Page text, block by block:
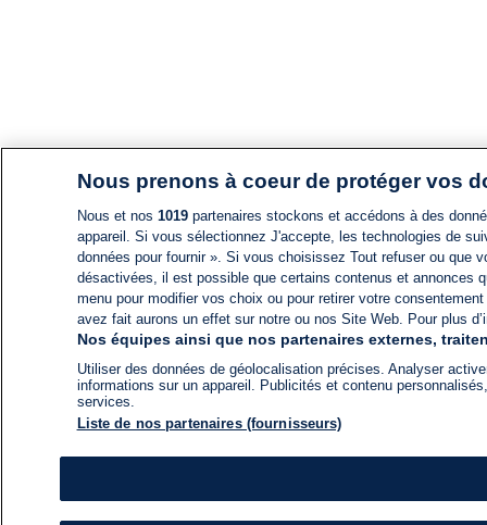
Nous prenons à coeur de protéger vos
Nous et nos 1019partenaires stockons et accédons à des
appareil. Si vous sélectionnez J'accepte, les technologies de
données pour fournir ». Si vous choisissez Tout refuser ou
désactivées, il est possible que certains contenus et annonces
menu pour modifier vos choix ou pour retirer votre
avez fait aurons un effet sur notre ou nos Site Web. Pour plus
Nos équipes ainsi que nos partenaires externes,
Utiliser des données de géolocalisation précises. Analyser
informations sur un appareil. Publicités et contenu
services.
Liste de nos partenaires (fournisseurs)